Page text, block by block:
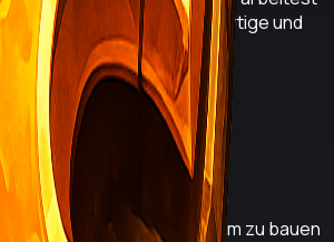
und sorgst für hochwertige und
und Kreativität
Umgang
und im Team zu bauen